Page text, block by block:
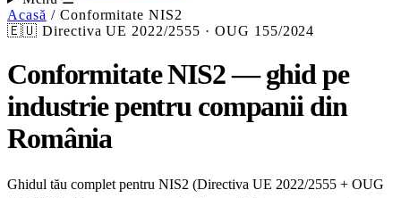
Acasă / Conformitate NIS2
🇪🇺 Directiva UE 2022/2555 · OUG 155/2024
Conformitate NIS2 — ghid pe
industrie pentru companii din
România
Ghidul tău complet pentru NIS2 (Directiva UE 2022/2555 + OUG